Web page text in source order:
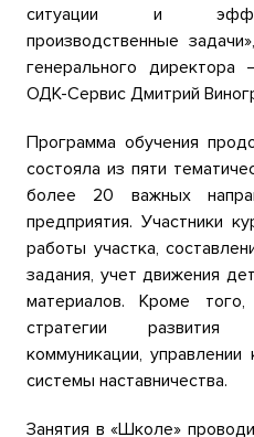
ситуации и
производственные
генерального
ОДК-Сервис Дмитрий
Программа обучения
состояла из пяти
более 20 важных
предприятия. Участники
работы участка,
задания, учет движения
материалов. Кроме
стратегии развития
коммуникации, управлении
системы наставничества.
Занятия в «Школе»